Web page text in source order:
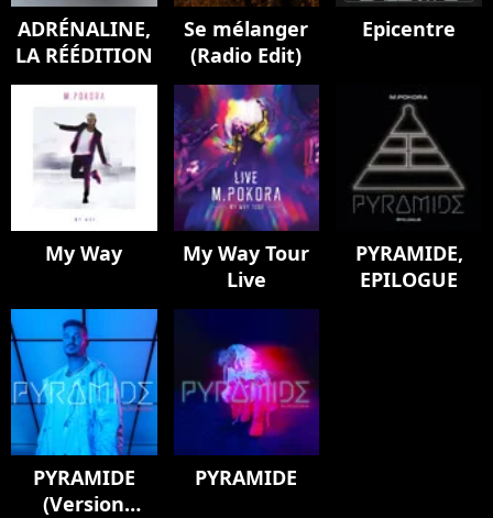
ADRÉNALINE,
LA RÉÉDITION
Se mélanger
(Radio Edit)
Epicentre
My Way
My Way Tour
Live
PYRAMIDE,
EPILOGUE
PYRAMIDE
(Version
PYRAMIDE